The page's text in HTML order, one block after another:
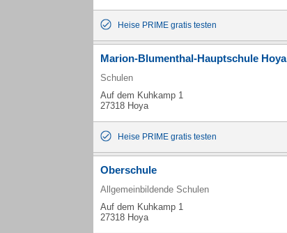
Heise PRIME gratis testen
Marion-Blumenthal-Hauptschule Hoya
Schulen
Auf dem Kuhkamp 1
27318 Hoya
Heise PRIME gratis testen
Oberschule
Allgemeinbildende Schulen
Auf dem Kuhkamp 1
27318 Hoya